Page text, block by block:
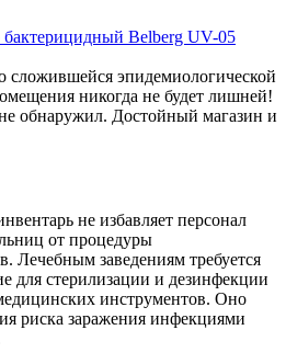
бактерицидный Belberg UV-05
сложившейся эпидемиологической
никогда не будет лишней!
обнаружил. Достойный магазин и
не избавляет персонал
от процедуры
Лечебным заведениям требуется
для стерилизации и дезинфекции
инструментов. Оно
риска заражения инфекциями